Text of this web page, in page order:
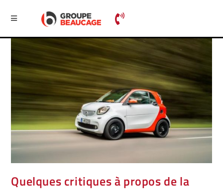
Quelques critiques à propos de la